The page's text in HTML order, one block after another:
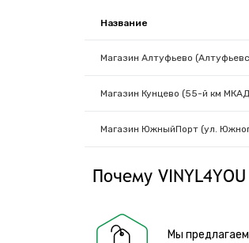
Название
Магазин Алтуфьево
Магазин Кунцево (55-й км
Магазин ЮжныйПорт (ул.
Почему VINYL4YOU
Мы